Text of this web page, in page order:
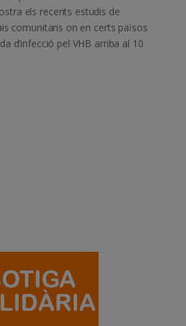
els recents estudis de
comunitaris on en certs països
d’infecció pel VHB arriba al 10